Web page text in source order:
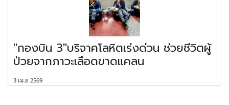
"กองบิน 3"บริจาคโลหิตเร่งด่วน ช่วยชีวิตผู้
ป่วยจากภาวะเลือดขาดแคลน
3 เม.ย 2569